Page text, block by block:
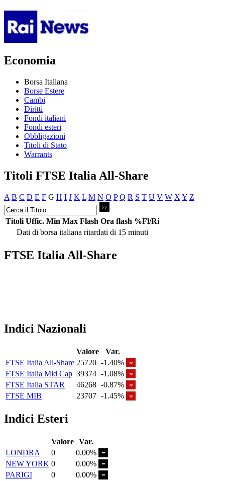
Economia
Borsa Italiana
Borse Estere
Cambi
Diritti
Fondi italiani
Fondi esteri
Obbligazioni
Titoli di Stato
Warrants
Titoli FTSE Italia All-Share
A B C D E F G H I J K L M N O P Q R S T U V W X Y Z
Titoli Uffic. Min Max Flash Ora flash %Fl/Ri
Dati di borsa italiana ritardati di 15 minuti
FTSE Italia All-Share
Indici Nazionali
Valore
Var.
FTSE Italia All-Share 25720 -1.40%
FTSE Italia Mid Cap 39374 -1.08%
FTSE Italia STAR
46268 -0.87%
FTSE MIB
23707 -1.45%
Indici Esteri
Valore Var.
LONDRA
0
0.00%
NEW YORK 0
0.00%
PARIGI
0
0.00%